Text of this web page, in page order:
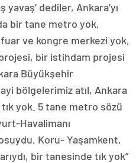
dediler, Ankara’yı
bir tane metro yok,
ve kongre merkezi yok,
bir istihdam projesi
Büyükşehir
bölgelerimiz atıl, Ankara
yok. 5 tane metro sözü
Havalimanı
Koru- Yaşamkent,
bir tanesinde tık yok”